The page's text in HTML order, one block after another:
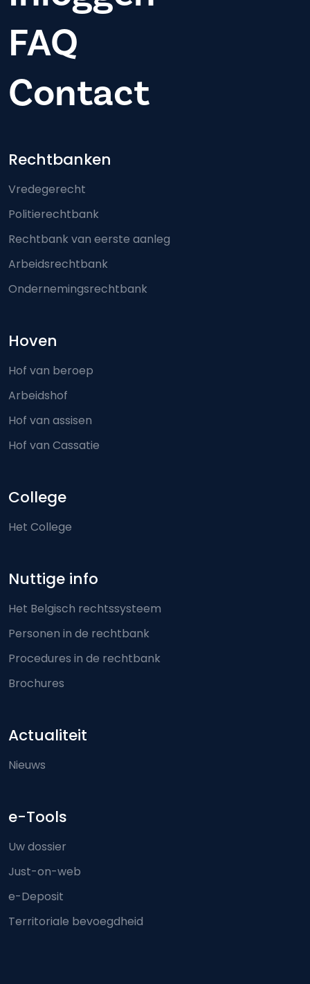
FAQ
Contact
Footer-menu
Rechtbanken
Vredegerecht
Politierechtbank
Rechtbank van eerste aanleg
Arbeidsrechtbank
Ondernemingsrechtbank
Hoven
Hof van beroep
Arbeidshof
Hof van assisen
Hof van Cassatie
College
Het College
Nuttige info
Het Belgisch rechtssysteem
Personen in de rechtbank
Procedures in de rechtbank
Brochures
Actualiteit
Nieuws
e-Tools
Uw dossier
Just-on-web
e-Deposit
Territoriale bevoegdheid